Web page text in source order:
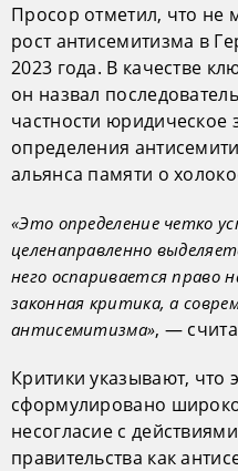
Просор отметил, что не
рост антисемитизма в
2023 года. В качестве
он назвал
частности юридическое
определения
альянса памяти о
«Это определение четко
целенаправленно
него оспаривается право
законная критика, а
антисемитизма», —
Критики указывают, что
сформулировано широко
несогласие с
правительства как